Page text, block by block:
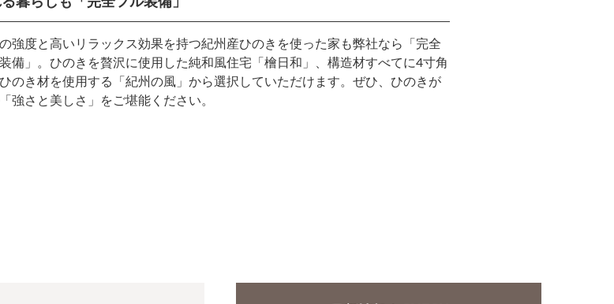
強度と高いリラックス効果を持つ紀州産ひのきを使った家も弊社なら「完全
備」。ひのきを贅沢に使用した純和風住宅「檜日和」、構造材すべてに4寸角
のき材を使用する「紀州の風」から選択していただけます。ぜひ、ひのきが
強さと美しさ」をご堪能ください。